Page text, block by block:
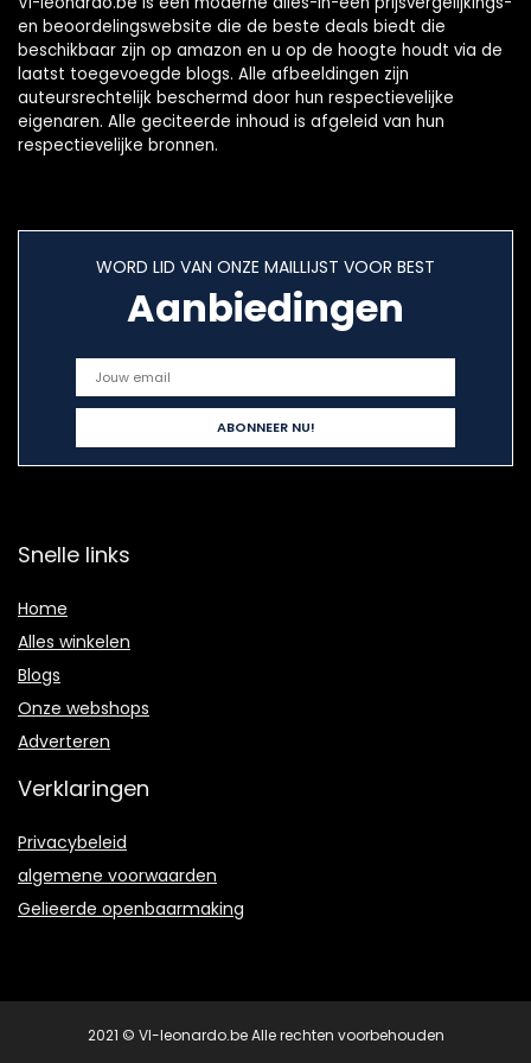
en beoordelingswebsite die de beste deals biedt die
beschikbaar zijn op amazon en u op de hoogte houdt via de
laatst toegevoegde blogs. Alle afbeeldingen zijn
auteursrechtelijk beschermd door hun respectievelijke
eigenaren. Alle geciteerde inhoud is afgeleid van hun
respectievelijke bronnen.
WORD LID VAN ONZE MAILLIJST VOOR BEST
Aanbiedingen
Snelle links
Home
Alles winkelen
Blogs
Onze webshops
Adverteren
Verklaringen
Privacybeleid
algemene voorwaarden
Gelieerde openbaarmaking
2021 © Vl-leonardo.be Alle rechten voorbehouden